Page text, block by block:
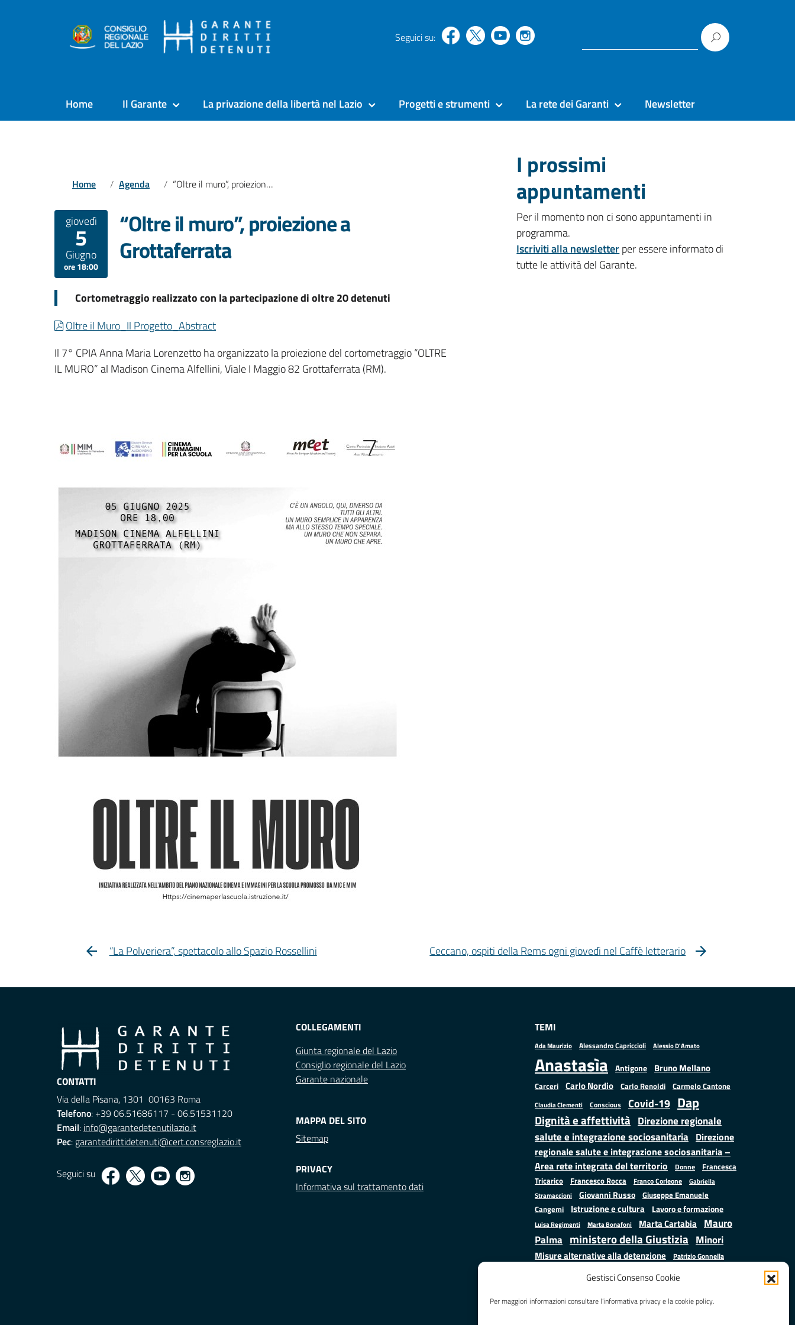
Gestisci Consenso Cookie
Per maggiori informazioni consultare l’informativa privacy e la cookie policy.
Seguici su:
Home Il Garante La privazione della libertà nel Lazio Progetti e strumenti La rete dei Garanti Newsletter
Home Agenda “Oltre il muro”, proiezione a Grottaferrata
giovedì
5
Giugno
ore 18:00
“Oltre il muro”, proiezione a
Grottaferrata
Cortometraggio realizzato con la partecipazione di oltre 20 detenuti
Oltre il Muro_Il Progetto_Abstract
Il 7° CPIA Anna Maria Lorenzetto ha organizzato la proiezione del cortometraggio “OLTRE
IL MURO” al Madison Cinema Alfellini, Viale I Maggio 82 Grottaferrata (RM).
I prossimi
appuntamenti
Per il momento non ci sono appuntamenti in
programma.
Iscriviti alla newsletterper essere informato di
tutte le attività del Garante.
“La Polveriera”, spettacolo allo Spazio Rossellini Ceccano, ospiti della Rems ogni giovedì nel Caffè letterario
CONTATTI
Via della Pisana, 1301 00163 Roma
Telefono: +39 06.51686117 - 06.51531120
Email: info@garantedetenutilazio.it
Pec: garantedirittidetenuti@cert.consreglazio.it
Seguici su
COLLEGAMENTI
Giunta regionale del Lazio
Consiglio regionale del Lazio
Garante nazionale
MAPPA DEL SITO
Sitemap
PRIVACY
Informativa sul trattamento dati
TEMI
Ada Maurizio Alessandro Capriccioli Alessio D'Amato
Anastasìa Antigone Bruno Mellano
Carceri Carlo Nordio Carlo Renoldi Carmelo Cantone
Claudia Clementi Conscious Covid-19 Dap
Dignità e affettività Direzione regionale
salute e integrazione sociosanitaria Direzione
regionale salute e integrazione sociosanitaria –
Area rete integrata del territorio
Donne
Francesca
Tricarico
Francesco Rocca Franco Corleone
Gabriella
Stramaccioni
Giovanni Russo Giuseppe Emanuele
Cangemi
Istruzione e cultura Lavoro e formazione
Luisa Regimenti Marta Bonafoni Marta Cartabia Mauro
Palma ministero della Giustizia Minori
Misure alternative alla detenzione Patrizio Gonnella
Samuele Ciambriello
Mattarella Situazione in numeri
Stefano